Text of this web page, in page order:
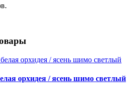
орхидея / ясень шимо светлый